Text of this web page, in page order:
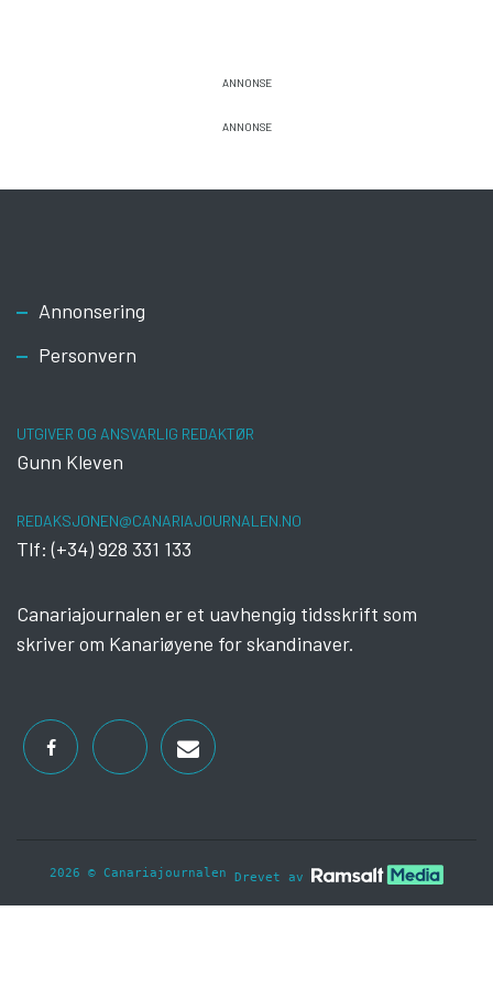
Footer
Annonsering
Personvern
UTGIVER OG ANSVARLIG REDAKTØR
Gunn Kleven
REDAKSJONEN@CANARIAJOURNALEN.NO
Tlf: (+34) 928 331 133
Canariajournalen er et uavhengig tidsskrift som
skriver om Kanariøyene for skandinaver.
2026 © Canariajournalen Drevet av